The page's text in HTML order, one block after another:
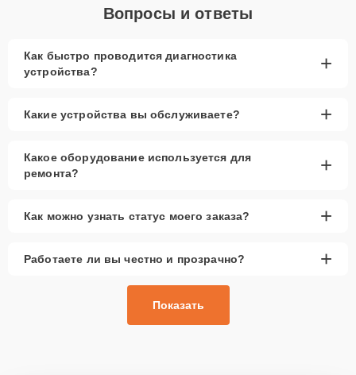
Вопросы и ответы
Как быстро проводится диагностика
устройства?
+
Какие устройства вы обслуживаете? +
Какое оборудование используется для
ремонта?
+
Как можно узнать статус моего заказа? +
Работаете ли вы честно и прозрачно? +
Показать